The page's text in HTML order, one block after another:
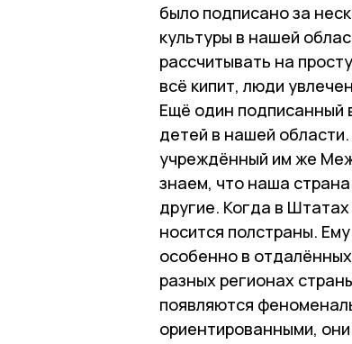
было подписано за
культуры в нашей
рассчитывать на
всё кипит, люди
Ещё один подписанный
детей в нашей
учреждённый им же
знаем, что наша
другие. Когда в
носится полстраны.
особенно в
разных регионах
появляются
ориентированными,